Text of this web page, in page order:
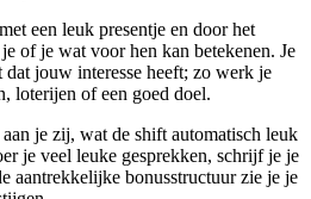
een leuk presentje en door het
of je wat voor hen kan betekenen. Je
jouw interesse heeft; zo werk je
loterijen of een goed doel.
aan je zij, wat de shift automatisch leuk
je veel leuke gesprekken, schrijf je je
aantrekkelijke bonusstructuur zie je je